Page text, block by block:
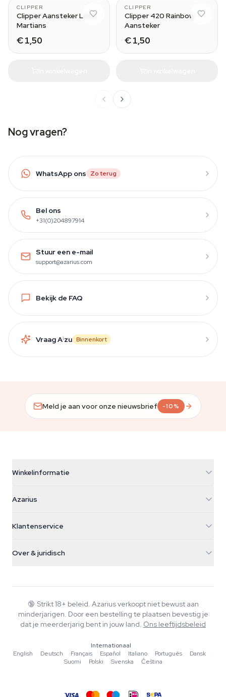
CLIPPER
Clipper Aansteker Love
Martians
€ 1,50
CLIPPER
Clipper 420 Rainbow
Aansteker
€ 1,50
Nog vragen?
WhatsApp ons Zo terug
Bel ons
+31(0)204897914
Stuur een e-mail
support@azarius.com
Bekijk de FAQ
Vraag Aizu Binnenkort
Meld je aan voor onze nieuwsbrief -10%
Winkelinformatie
Galvaniweg 11
Nederland
+31(0)204897914
Azarius
Smokeshop
Klantenservice
Retourbeleid
Veelgestelde vragen
Privacybeleid
Over & juridisch
Wiki
Muziek
Redactionele normen
Tools & Calculators
🔞 Strikt 18+ beleid. Azarius verkoopt niet bewust aan
minderjarigen. Door een bestelling te plaatsen bevestig je
dat je meerderjarig bent in jouw land. Ons leeftijdsbeleid
Internationaal
English
·Deutsch ·Français ·Español ·Italiano ·Português ·Dansk
·
Suomi
·Polski ·Svenska ·Čeština